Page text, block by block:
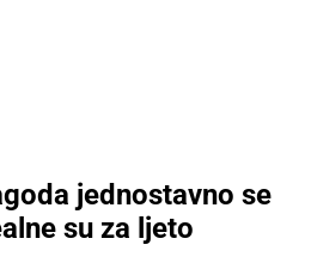
jednostavno se
su za ljeto